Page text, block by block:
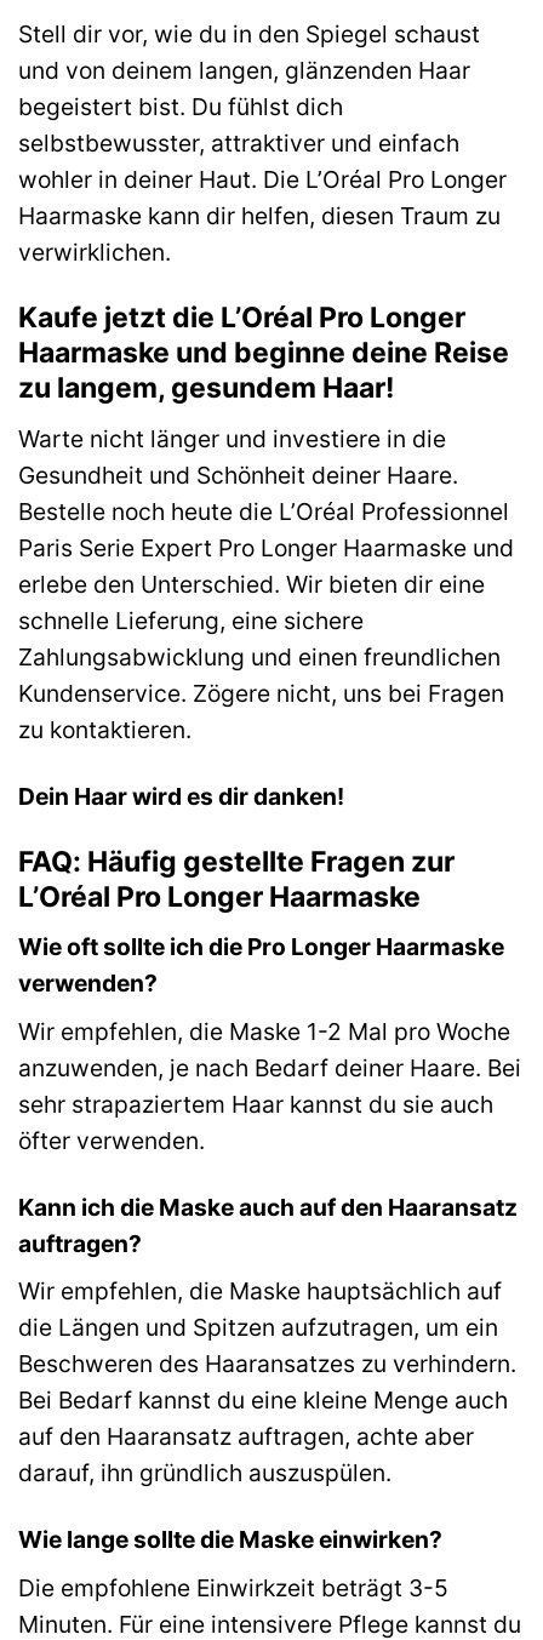
Stell dir vor, wie du in den Spiegel schaust
und von deinem langen, glänzenden Haar
begeistert bist. Du fühlst dich
selbstbewusster, attraktiver und einfach
wohler in deiner Haut. Die L’Oréal Pro Longer
Haarmaske kann dir helfen, diesen Traum zu
verwirklichen.
Kaufe jetzt die L’Oréal Pro Longer
Haarmaske und beginne deine Reise
zu langem, gesundem Haar!
Warte nicht länger und investiere in die
Gesundheit und Schönheit deiner Haare.
Bestelle noch heute die L’Oréal Professionnel
Paris Serie Expert Pro Longer Haarmaske und
erlebe den Unterschied. Wir bieten dir eine
schnelle Lieferung, eine sichere
Zahlungsabwicklung und einen freundlichen
Kundenservice. Zögere nicht, uns bei Fragen
zu kontaktieren.
Dein Haar wird es dir danken!
FAQ: Häufig gestellte Fragen zur
L’Oréal Pro Longer Haarmaske
Wie oft sollte ich die Pro Longer Haarmaske
verwenden?
Wir empfehlen, die Maske 1-2 Mal pro Woche
anzuwenden, je nach Bedarf deiner Haare. Bei
sehr strapaziertem Haar kannst du sie auch
öfter verwenden.
Kann ich die Maske auch auf den Haaransatz
auftragen?
Wir empfehlen, die Maske hauptsächlich auf
die Längen und Spitzen aufzutragen, um ein
Beschweren des Haaransatzes zu verhindern.
Bei Bedarf kannst du eine kleine Menge auch
auf den Haaransatz auftragen, achte aber
darauf, ihn gründlich auszuspülen.
Wie lange sollte die Maske einwirken?
Die empfohlene Einwirkzeit beträgt 3-5
Minuten. Für eine intensivere Pflege kannst du